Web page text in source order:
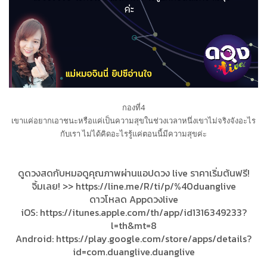
กองที่4
เขาแค่อยากเอาชนะหรือแค่เป็นความสุขในช่วงเวลาหนึ่งเขาไม่จริงจังอะไร
กับเรา ไม่ได้คิดอะไรรู้แค่ตอนนี้มีความสุขค่ะ
ดูดวงสดกับหมอดูคุณภาพผ่านแอปดวง live ราคาเริ่มต้นฟรี!
จิ้มเลย! >> https://line.me/R/ti/p/%40duanglive
ดาวโหลด Appดวงlive
iOS: https://itunes.apple.com/th/app/id1316349233?
l=th&mt=8
Android: https://play.google.com/store/apps/details?
id=com.duanglive.duanglive